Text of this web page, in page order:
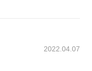
2022.04.07